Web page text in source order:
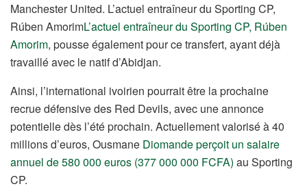
Manchester United. L’actuel entraîneur du Sporting CP,
Rúben AmorimL’actuel entraîneur du Sporting CP, Rúben
Amorim, pousse également pour ce transfert, ayant déjà
travaillé avec le natif d’Abidjan.
Ainsi, l’international ivoirien pourrait être la prochaine
recrue défensive des Red Devils, avec une annonce
potentielle dès l’été prochain. Actuellement valorisé à 40
millions d’euros, Ousmane Diomande perçoit un salaire
annuel de 580 000 euros (377 000 000 FCFA) au Sporting
CP.